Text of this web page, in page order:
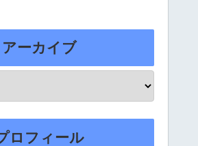
アーカイブ
ロフィール